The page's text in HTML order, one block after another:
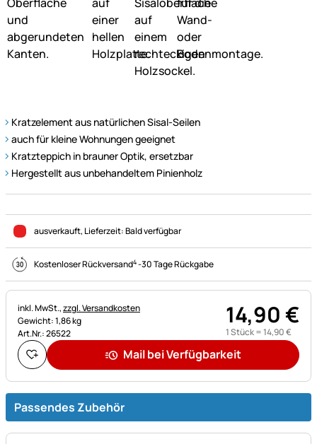
Kratzelement aus natürlichen Sisal-Seilen
auch für kleine Wohnungen geeignet
Kratzteppich in brauner Optik, ersetzbar
Hergestellt aus unbehandeltem Pinienholz
ausverkauft, Lieferzeit:Bald verfügbar
Kostenloser Rückversand4-30 Tage Rückgabe
Steuerhinweis:
inkl. MwSt.,zzgl. Versandkosten
Gewicht: 1,86 kg
Art.Nr.: 26522
14,90€
1 Stück =14,90€
Mail bei Verfügbarkeit
Passendes Zubehör